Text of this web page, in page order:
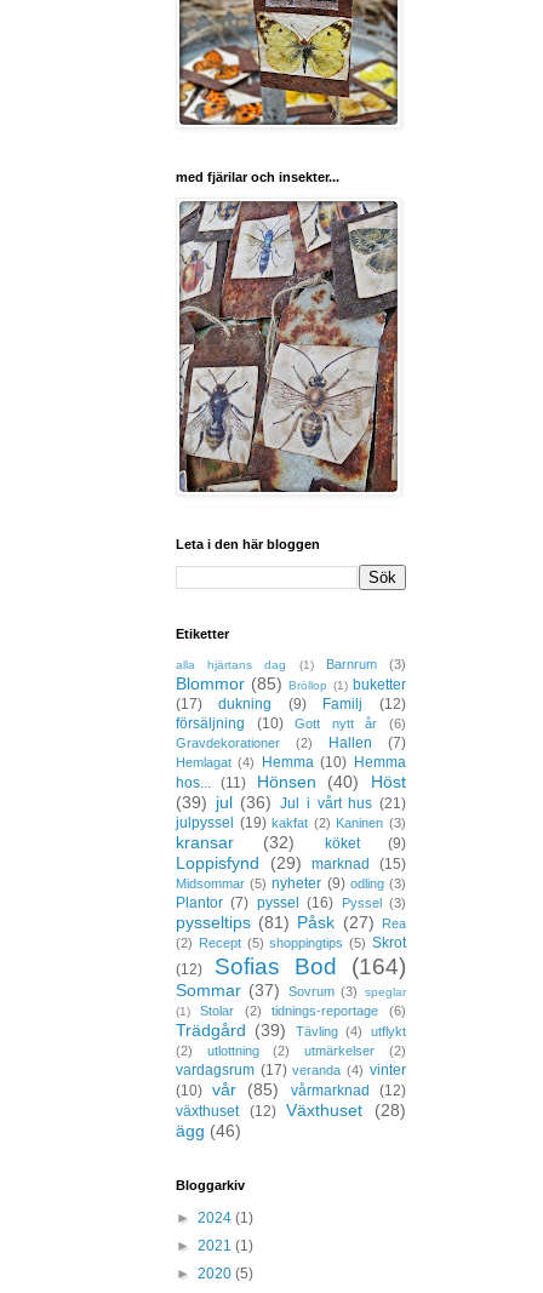
med fjärilar och insekter...
Leta i den här bloggen
Etiketter
alla hjärtans dag (1) Barnrum (3)
Blommor (85) Bröllop (1) buketter
(17)
dukning (9) Familj
(12)
försäljning
(10) Gott nytt år
(6)
Gravdekorationer
(2) Hallen (7)
Hemlagat (4) Hemma (10) Hemma
hos...
(11) Hönsen (40)
Höst
(39) jul (36) Jul i vårt hus (21)
julpyssel
(19) kakfat (2) Kaninen (3)
kransar (32) köket (9)
Loppisfynd (29) marknad (15)
Midsommar (5) nyheter (9) odling (3)
Plantor (7) pyssel (16) Pyssel (3)
pysseltips (81) Påsk (27)
Rea
(2) Recept (5) shoppingtips (5) Skrot
(12)
Sofias Bod (164)
Sommar (37) Sovrum (3)
speglar
(1)
Stolar (2) tidnings-reportage (6)
Trädgård (39) Tävling (4)
utflykt
(2)
utlottning (2) utmärkelser (2)
vardagsrum (17) veranda (4) vinter
(10) vår (85) vårmarknad
(12)
växthuset
(12) Växthuset
(28)
ägg (46)
Bloggarkiv
► 2024 (1)
► 2021 (1)
► 2020 (5)